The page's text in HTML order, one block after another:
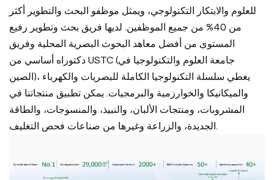
للعلوم والابتكار التكنولوجي، ويمثل موظفو البحث والتطوير أكثر
من 40% من جميع الموظفين. لديها فريق بحث وتطوير رفيع
المستوى من أفضل معاهد البحوث البصرية المحلية وفريق
دكتوراه أساسي من USTC (جامعة العلوم والتكنولوجيا في
الصين)، يغطي سلسلة التكنولوجيا الكاملة للبصريات والكهرباء
والميكانيكا والخوارزمية والبرمجيات. يمكن تطبيق منتجاتنا في
المشروبات، ومنتجات الألبان، والنبيذ، والمنسوجات، والطاقة
الجديدة، والزراعة وغيرها من صناعات فحص التغليف.